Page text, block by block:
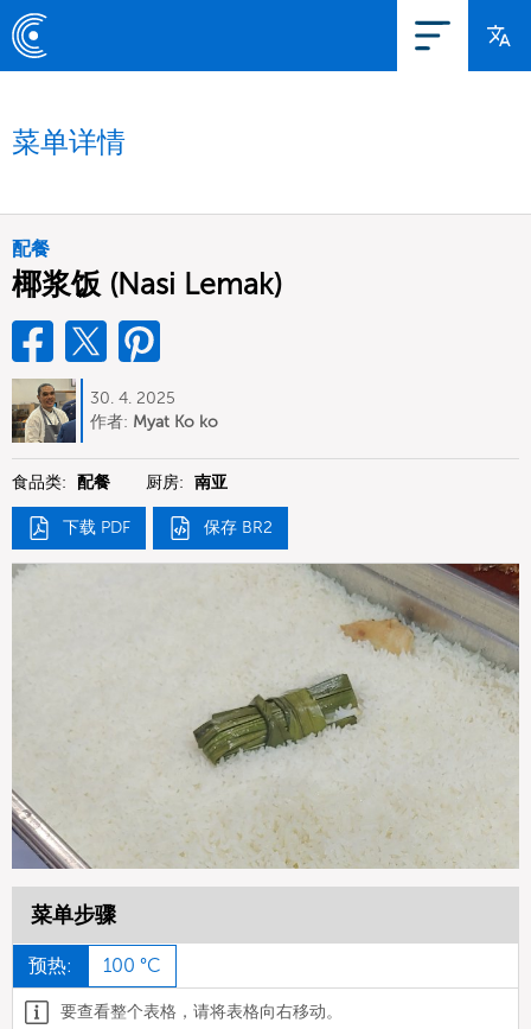
菜单详情
配餐
椰浆饭 (Nasi Lemak)
30. 4. 2025
作者: Myat Ko ko
食品类: 配餐 厨房: 南亚
下载 PDF 保存 BR2
菜单步骤
预热: 100 °C
要查看整个表格，请将表格向右移动。